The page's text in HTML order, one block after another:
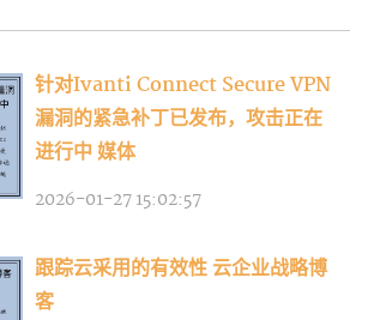
针对Ivanti Connect Secure VPN
漏洞的紧急补丁已发布，攻击正在
进行中 媒体
2026-01-27 15:02:57
跟踪云采用的有效性 云企业战略博
客